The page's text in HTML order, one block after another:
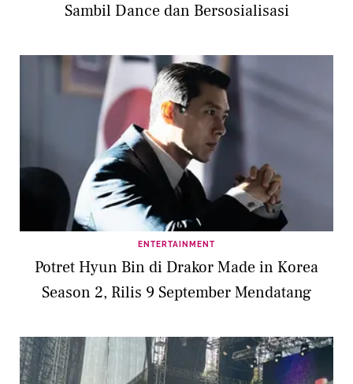
Sambil Dance dan Bersosialisasi
ENTERTAINMENT
Potret Hyun Bin di Drakor Made in Korea
Season 2, Rilis 9 September Mendatang